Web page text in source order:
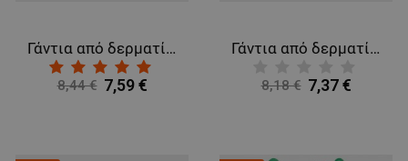
Γάντια από δερματίνη και ύφασμα BLACK ART
8,44 € 7,59 €
Γάντια από δερματίνη και ύφασμα GRANDE
8,18 € 7,37 €